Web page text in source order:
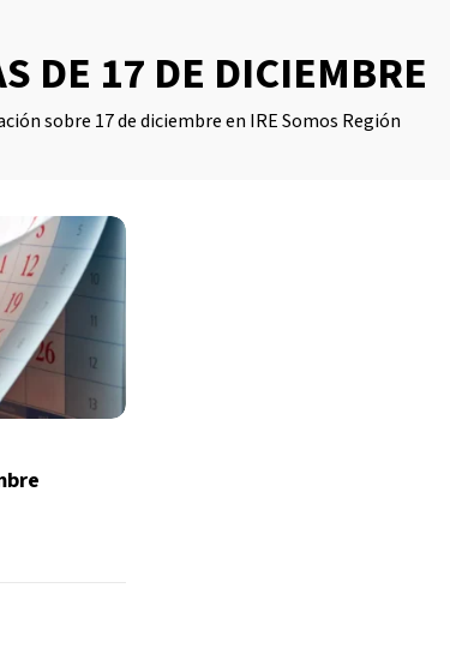
DE 17 DE DICIEMBRE
sobre 17 de diciembre en IRE Somos Región